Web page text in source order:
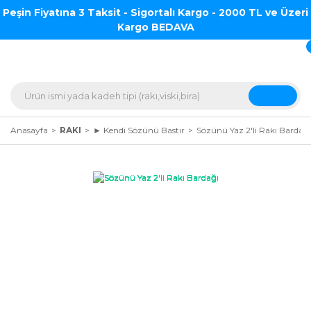
Peşin Fiyatına 3 Taksit - Sigortalı Kargo - 2000 TL ve Üzeri
Kargo BEDAVA
Anasayfa RAKI ► Kendi Sözünü Bastır Sözünü Yaz 2'li Rakı Bardağı